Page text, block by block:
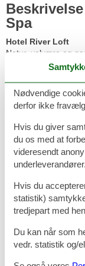
Spa
Hotel River Loft
Natur, velvære og
velkommen ved
havn og natur.
Glæd jer til bo på
vinduer, minibar,
River Spa
massage, der gør
niveau af
Med alt fra
hotellet også
Nødvendige
derfor ikke
Hvis du giver
du os med at
videresendt
underleverandører.
Hvis du
statistik)
tredjepart med
Du kan når som
vedr. statistik og/